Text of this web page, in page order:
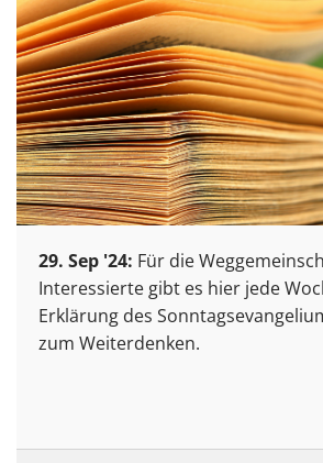
29. Sep '24: Für die
Interessierte gibt es hier jede
Erklärung des
zum Weiterdenken.